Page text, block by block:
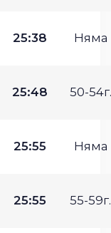
25:38 Няма
25:48 50-54г.
25:55 Няма
25:55 55-59г.